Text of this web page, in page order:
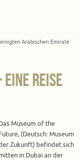
Arabischen Emirate
Reise
Museum of the
(Deutsch: Museum
Zukunft) befindet sich
in Dubai an der